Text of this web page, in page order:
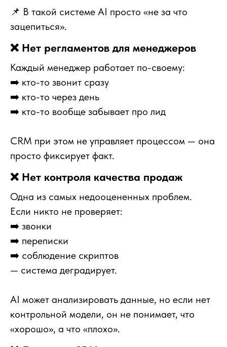
📌 В такой системе AI просто «не за что
зацепиться».
❌ Нет регламентов для менеджеров
Каждый менеджер работает по-своему:
➡️ кто-то звонит сразу
➡️ кто-то через день
➡️ кто-то вообще забывает про лид
CRM при этом не управляет процессом — она
просто фиксирует факт.
❌ Нет контроля качества продаж
Одна из самых недооцененных проблем.
Если никто не проверяет:
➡️ звонки
➡️ переписки
➡️ соблюдение скриптов
— система деградирует.
AI может анализировать данные, но если нет
контрольной модели, он не понимает, что
«хорошо», а что «плохо».